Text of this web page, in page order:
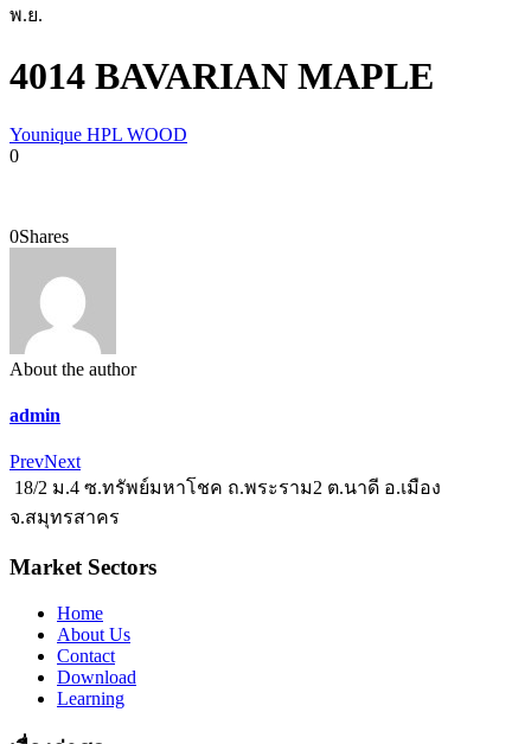
พ.ย.
4014 BAVARIAN MAPLE
Younique HPL WOOD
0
0Shares
About the author
admin
PrevNext
18/2 ม.4 ซ.ทรัพย์มหาโชค ถ.พระราม2 ต.นาดี อ.เมือง
จ.สมุทรสาคร
Market Sectors
Home
About Us
Contact
Download
Learning